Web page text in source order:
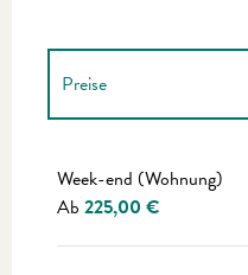
Preise
Week-end (Wohnung)
Ab 225,00 €